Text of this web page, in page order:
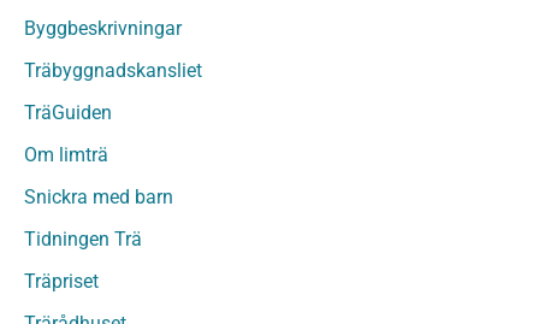
Träpanel och Utvändig beklädnad Behandlat
Träpanel och utvändig beklädnad Obehandlat
Trägolv
Sågat virke
Sågat virke Behandlat
Övriga träprodukter
Byggbeskrivningar
Träbyggnadskansliet
TräGuiden
Om limträ
Snickra med barn
Tidningen Trä
Träpriset